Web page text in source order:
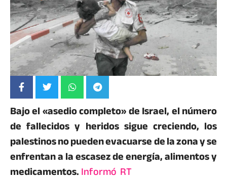
Bajo el «asedio completo» de Israel, el número
de fallecidos y heridos sigue creciendo, los
palestinos no pueden evacuarse de la zona y se
enfrentan a la escasez de energía, alimentos y
medicamentos.Informó RT